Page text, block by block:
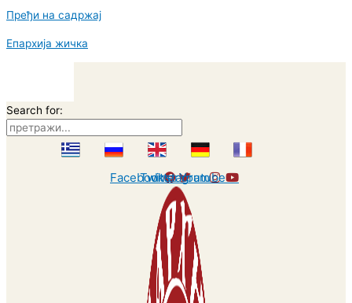
Пређи на садржај
Епархија жичка
Search for:
Facebook
Twitter
Instagram
Youtube